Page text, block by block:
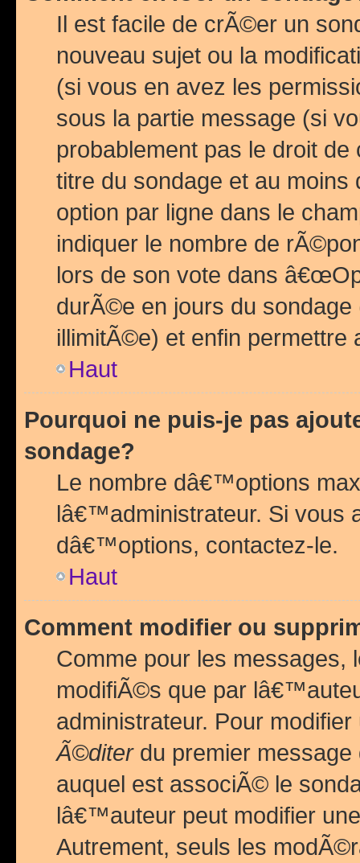
Il est facile de crÃ©er un
nouveau sujet ou la
(si vous en avez les
sous la partie message (si
probablement pas le droit
titre du sondage et au
option par ligne dans le
indiquer le nombre de
lors de son vote dans
durÃ©e en jours du
illimitÃ©e) et enfin permettre
Haut
Pourquoi ne puis-je pas
sondage?
Le nombre dâ€™options
lâ€™administrateur. Si vous
dâ€™options, contactez-le.
Haut
Comment modifier ou
Comme pour les messages,
modifiÃ©s que par
administrateur. Pour
Ã©diterdu premier
auquel est associÃ© le
lâ€™auteur peut modifier
Autrement, seuls les